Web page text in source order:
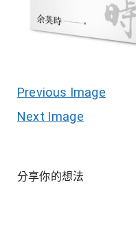
Previous Image
Next Image
分享你的想法